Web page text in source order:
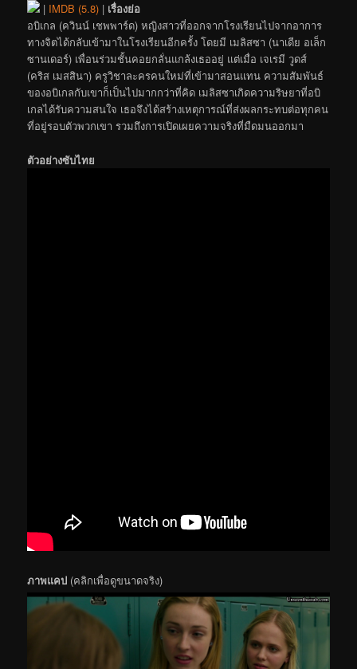
| IMDB (5.8) | เรื่องย่อ
อบิเกล (ควินน์ เชพพาร์ด) หญิงสาวที่ออกจากโรงเรียนไปจากอาการ
ทางจิตได้กลับเข้ามาในโรงเรียนอีกครั้ง โดยมี เมลิสซา (นาเดีย อเล็ก
ซานเดอร์) เพื่อนร่วมชั้นคอยกลั่นแกล้งเธออยู่ แต่เมื่อ เจเรมี วูดส์
(คริส เมสสินา) ครูวิชาละครคนใหม่ที่เข้ามาสอนแทน ความสัมพันธ์
ของอบิเกลกับเขาก็เป็นไปมากกว่าที่คิด เมลิสซาเกิดความริษยาที่อบิ
เกลได้รับความสนใจ เธอจึงได้สร้างเหตุการณ์ที่ส่งผลกระทบต่อทุกคน
ที่อยู่รอบตัวพวกเขา รวมถึงการเปิดเผยความจริงที่มืดมนออกมา
ตัวอย่างซับไทย
ภาพแคป (คลิกเพื่อดูขนาดจริง)